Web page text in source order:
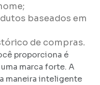
baseados em
de compras.
proporciona é
marca forte. A
maneira inteligente